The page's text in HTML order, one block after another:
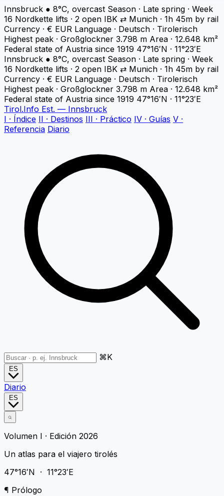
Innsbruck ● 8°C, overcast Season · Late spring · Week
16 Nordkette lifts · 2 open IBK ⇄ Munich · 1h 45m by rail
Currency · € EUR Language · Deutsch · Tirolerisch
Highest peak · Großglockner 3.798 m Area · 12.648 km²
Federal state of Austria since 1919 47°16′N · 11°23′E
Innsbruck ● 8°C, overcast Season · Late spring · Week
16 Nordkette lifts · 2 open IBK ⇄ Munich · 1h 45m by rail
Currency · € EUR Language · Deutsch · Tirolerisch
Highest peak · Großglockner 3.798 m Area · 12.648 km²
Federal state of Austria since 1919 47°16′N · 11°23′E
Tirol.Info Est. — Innsbruck
I · Índice II · Destinos III · Práctico IV · Guías V ·
Referencia Diario
⌘K
ES
Diario
ES
Volumen I · Edición 2026
Un atlas para el viajero tirolés
47°16′N · 11°23′E
¶ Prólogo